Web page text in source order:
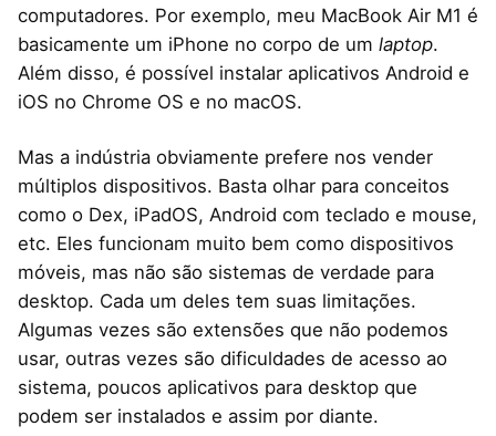
computadores. Por exemplo, meu MacBook Air M1 é
basicamente um iPhone no corpo de um laptop.
Além disso, é possível instalar aplicativos Android e
iOS no Chrome OS e no macOS.
Mas a indústria obviamente prefere nos vender
múltiplos dispositivos. Basta olhar para conceitos
como o Dex, iPadOS, Android com teclado e mouse,
etc. Eles funcionam muito bem como dispositivos
móveis, mas não são sistemas de verdade para
desktop. Cada um deles tem suas limitações.
Algumas vezes são extensões que não podemos
usar, outras vezes são dificuldades de acesso ao
sistema, poucos aplicativos para desktop que
podem ser instalados e assim por diante.